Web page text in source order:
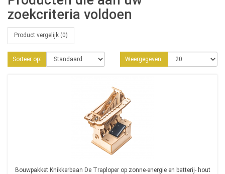
zoekcriteria voldoen
Product vergelijk (0)
Sorteer op: Weergegeven:
Bouwpakket Knikkerbaan De Traploper op zonne-energie en batterij- hout